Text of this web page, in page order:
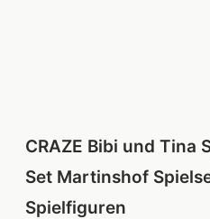
CRAZE Bibi und Tina
Set Martinshof
Spielfiguren